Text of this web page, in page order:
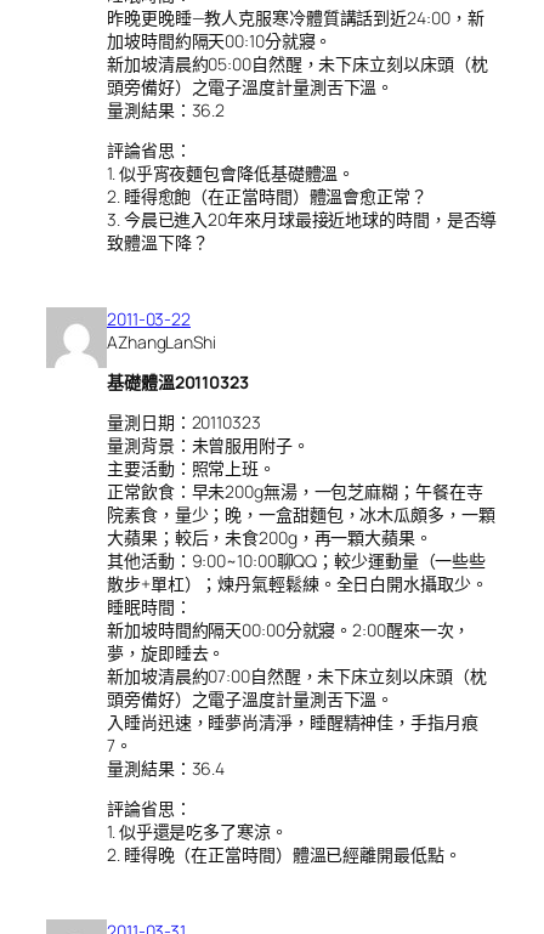
昨晚更晚睡—教人克服寒冷體質講話到近24:00，新
加坡時間約隔天00:10分就寢。
新加坡清晨約05:00自然醒，未下床立刻以床頭（枕
頭旁備好）之電子溫度計量測舌下溫。
量測結果：36.2
評論省思：
1. 似乎宵夜麵包會降低基礎體溫。
2. 睡得愈飽（在正當時間）體溫會愈正常？
3. 今晨已進入20年來月球最接近地球的時間，是否導
致體溫下降？
2011-03-22
AZhangLanShi
基礎體溫20110323
量測日期：20110323
量測背景：未曾服用附子。
主要活動：照常上班。
正常飲食：早未200g無湯，一包芝麻糊；午餐在寺
院素食，量少；晚，一盒甜麵包，冰木瓜頗多，一顆
大蘋果；較后，未食200g，再一顆大蘋果。
其他活動：9:00~10:00聊QQ；較少運動量（一些些
散步+單杠）；煉丹氣輕鬆練。全日白開水攝取少。
睡眠時間：
新加坡時間約隔天00:00分就寢。2:00醒來一次，
夢，旋即睡去。
新加坡清晨約07:00自然醒，未下床立刻以床頭（枕
頭旁備好）之電子溫度計量測舌下溫。
入睡尚迅速，睡夢尚清淨，睡醒精神佳，手指月痕
7。
量測結果：36.4
評論省思：
1. 似乎還是吃多了寒涼。
2. 睡得晚（在正當時間）體溫已經離開最低點。